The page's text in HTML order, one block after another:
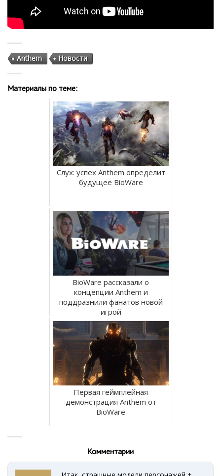
Anthem Новости
Материалы по теме:
Слух: успех Anthem определит
будущее BioWare
BioWare рассказали о
концепции Anthem и
поддразнили фанатов новой
игрой
Первая геймплейная
демонстрация Anthem от
BioWare
Комментарии